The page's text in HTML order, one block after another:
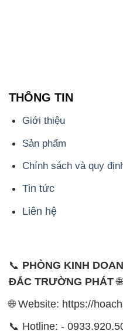
THÔNG TIN
Giới thiệu
Sản phẩm
Chính sách và quy
Tin tức
Liên hệ
📞 PHÒNG KINH
ĐẮC TRƯỜNG PHÁT🌐
🌐 Website: https://
📞 Hotline: -